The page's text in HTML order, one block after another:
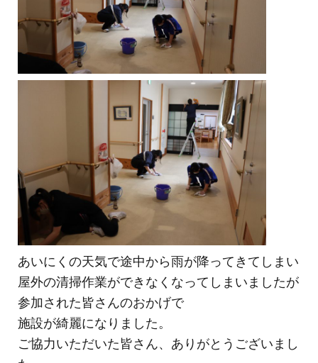
あいにくの天気で途中から雨が降ってきてしまい
屋外の清掃作業ができなくなってしまいましたが
参加された皆さんのおかげで
施設が綺麗になりました。
ご協力いただいた皆さん、ありがとうございまし